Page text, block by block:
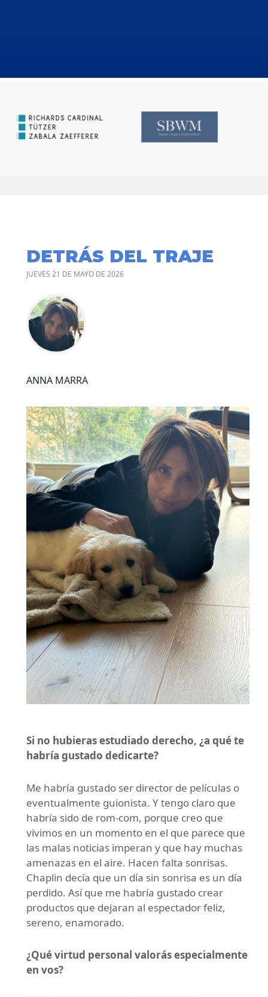
DETRÁS DEL TRAJE
JUEVES 21 DE MAYO DE 2026
ANNA MARRA
Si no hubieras estudiado derecho, ¿a qué te
habría gustado dedicarte?
Me habría gustado ser director de películas o
eventualmente guionista. Y tengo claro que
habría sido de rom-com, porque creo que
vivimos en un momento en el que parece que
las malas noticias imperan y que hay muchas
amenazas en el aire. Hacen falta sonrisas.
Chaplin decía que un día sin sonrisa es un día
perdido. Así que me habría gustado crear
productos que dejaran al espectador feliz,
sereno, enamorado.
¿Qué virtud personal valorás especialmente
en vos?